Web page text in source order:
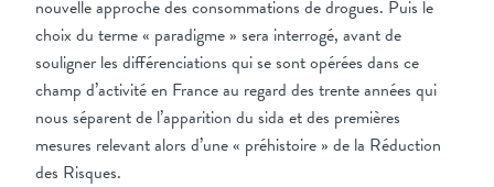
nouvelle approche des consommations de drogues. Puis le
choix du terme « paradigme » sera interrogé, avant de
souligner les différenciations qui se sont opérées dans ce
champ d’activité en France au regard des trente années qui
nous séparent de l’apparition du sida et des premières
mesures relevant alors d’une « préhistoire » de la Réduction
des Risques.